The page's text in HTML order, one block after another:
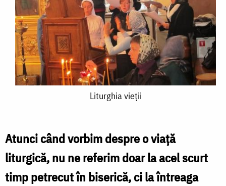
Liturghia vieții
Atunci când vorbim despre o viață
liturgică, nu ne referim doar la acel scurt
timp petrecut în biserică, ci la întreaga